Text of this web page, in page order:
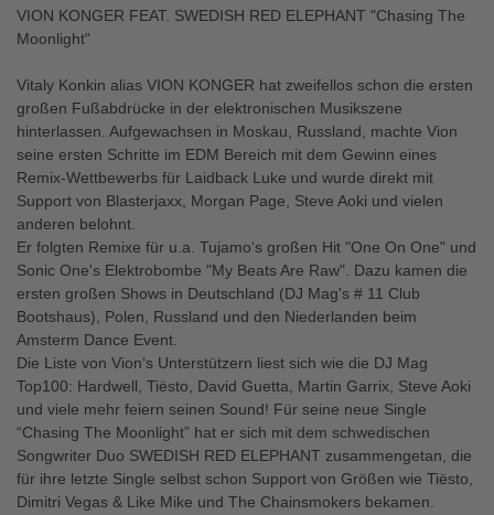
VION KONGER FEAT. SWEDISH RED ELEPHANT "Chasing The
Moonlight"
Vitaly Konkin alias VION KONGER hat zweifellos schon die ersten
großen Fußabdrücke in der elektronischen Musikszene
hinterlassen. Aufgewachsen in Moskau, Russland, machte Vion
seine ersten Schritte im EDM Bereich mit dem Gewinn eines
Remix-Wettbewerbs für Laidback Luke und wurde direkt mit
Support von Blasterjaxx, Morgan Page, Steve Aoki und vielen
anderen belohnt.
Er folgten Remixe für u.a. Tujamo‘s großen Hit "One On One" und
Sonic One's Elektrobombe "My Beats Are Raw". Dazu kamen die
ersten großen Shows in Deutschland (DJ Mag's # 11 Club
Bootshaus), Polen, Russland und den Niederlanden beim
Amsterm Dance Event.
Die Liste von Vion‘s Unterstützern liest sich wie die DJ Mag
Top100: Hardwell, Tiësto, David Guetta, Martin Garrix, Steve Aoki
und viele mehr feiern seinen Sound! Für seine neue Single
“Chasing The Moonlight” hat er sich mit dem schwedischen
Songwriter Duo SWEDISH RED ELEPHANT zusammengetan, die
für ihre letzte Single selbst schon Support von Größen wie Tiësto,
Dimitri Vegas & Like Mike und The Chainsmokers bekamen.